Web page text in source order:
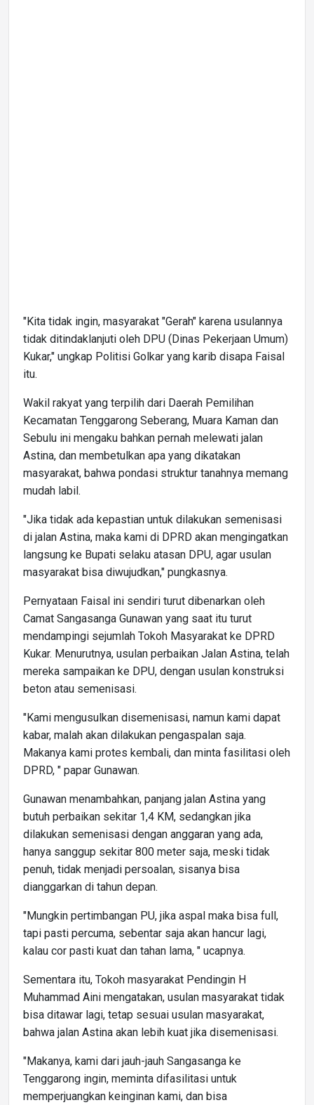
"Kita tidak ingin, masyarakat "Gerah" karena usulannya
tidak ditindaklanjuti oleh DPU (Dinas Pekerjaan Umum)
Kukar," ungkap Politisi Golkar yang karib disapa Faisal
itu.
Wakil rakyat yang terpilih dari Daerah Pemilihan
Kecamatan Tenggarong Seberang, Muara Kaman dan
Sebulu ini mengaku bahkan pernah melewati jalan
Astina, dan membetulkan apa yang dikatakan
masyarakat, bahwa pondasi struktur tanahnya memang
mudah labil.
"Jika tidak ada kepastian untuk dilakukan semenisasi
di jalan Astina, maka kami di DPRD akan mengingatkan
langsung ke Bupati selaku atasan DPU, agar usulan
masyarakat bisa diwujudkan," pungkasnya.
Pernyataan Faisal ini sendiri turut dibenarkan oleh
Camat Sangasanga Gunawan yang saat itu turut
mendampingi sejumlah Tokoh Masyarakat ke DPRD
Kukar. Menurutnya, usulan perbaikan Jalan Astina, telah
mereka sampaikan ke DPU, dengan usulan konstruksi
beton atau semenisasi.
"Kami mengusulkan disemenisasi, namun kami dapat
kabar, malah akan dilakukan pengaspalan saja.
Makanya kami protes kembali, dan minta fasilitasi oleh
DPRD, " papar Gunawan.
Gunawan menambahkan, panjang jalan Astina yang
butuh perbaikan sekitar 1,4 KM, sedangkan jika
dilakukan semenisasi dengan anggaran yang ada,
hanya sanggup sekitar 800 meter saja, meski tidak
penuh, tidak menjadi persoalan, sisanya bisa
dianggarkan di tahun depan.
"Mungkin pertimbangan PU, jika aspal maka bisa full,
tapi pasti percuma, sebentar saja akan hancur lagi,
kalau cor pasti kuat dan tahan lama, " ucapnya.
Sementara itu, Tokoh masyarakat Pendingin H
Muhammad Aini mengatakan, usulan masyarakat tidak
bisa ditawar lagi, tetap sesuai usulan masyarakat,
bahwa jalan Astina akan lebih kuat jika disemenisasi.
"Makanya, kami dari jauh-jauh Sangasanga ke
Tenggarong ingin, meminta difasilitasi untuk
memperjuangkan keinginan kami, dan bisa